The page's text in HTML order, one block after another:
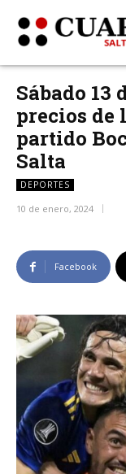
Sábado 13
precios de
partido
Salta
DEPORTES
10 de enero, 2024
Facebook